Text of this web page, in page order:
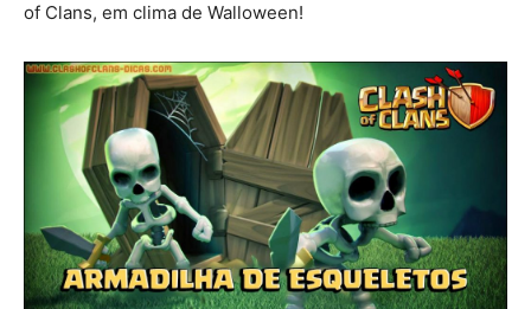
of Clans, em clima de Walloween!